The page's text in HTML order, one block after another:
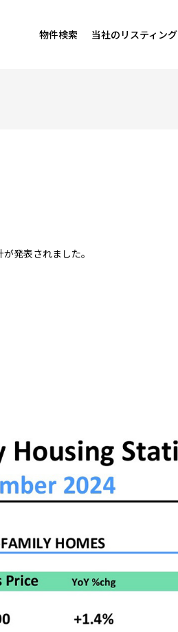
物件検索 当社のリスティング
発表されました。